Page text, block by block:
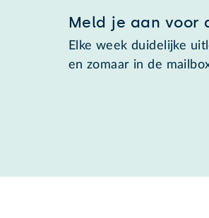
Meld je aan voor
Elke week duidelijke
en zomaar in de